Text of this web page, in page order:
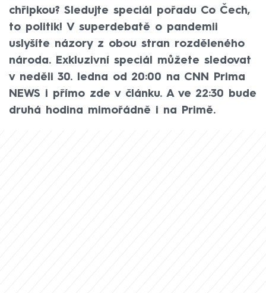
chřipkou? Sledujte speciál pořadu Co Čech,
to politik! V superdebatě o pandemii
uslyšíte názory z obou stran rozděleného
národa. Exkluzivní speciál můžete sledovat
v neděli 30. ledna od 20:00 na CNN Prima
NEWS i přímo zde v článku. A ve 22:30 bude
druhá hodina mimořádně i na Primě.